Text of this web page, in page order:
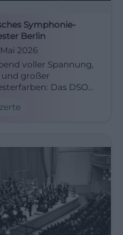
Symphonie-
Berlin
Mai 2026
voller Spannung,
und großer
Das DSO
München.